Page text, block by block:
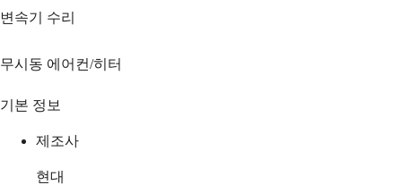
변속기 수리
무시동 에어컨/히터
기본 정보
제조사
현대